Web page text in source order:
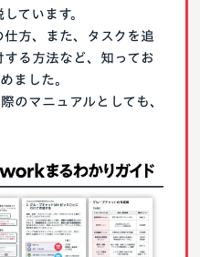
ています。
方、また、タスクを追
る方法など、知ってお
ました。
のマニュアルとしても、